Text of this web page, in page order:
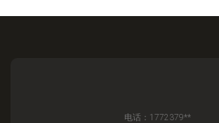
电话：1772379**